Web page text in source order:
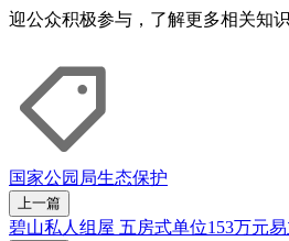
迎公众积极参与，了解更多相关知
国家公园局生态保护
上一篇
碧山私人组屋 五房式单位153万元